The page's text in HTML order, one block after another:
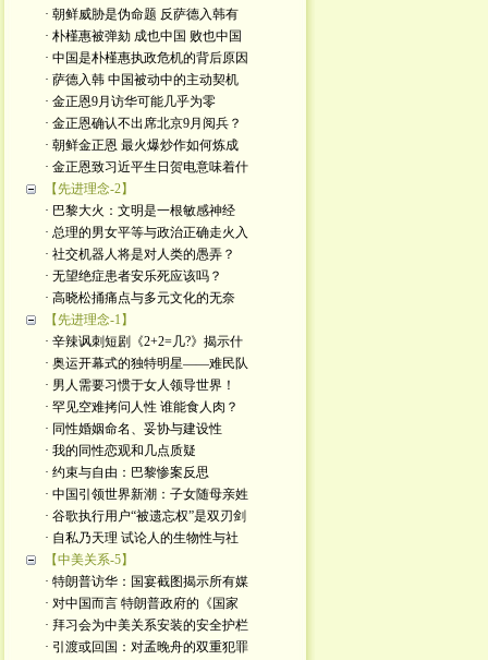
· 朝鲜威胁是伪命题 反萨德入韩有
· 朴槿惠被弹劾 成也中国 败也中国
· 中国是朴槿惠执政危机的背后原因
· 萨德入韩 中国被动中的主动契机
· 金正恩9月访华可能几乎为零
· 金正恩确认不出席北京9月阅兵？
· 朝鲜金正恩 最火爆炒作如何炼成
· 金正恩致习近平生日贺电意味着什
【先进理念-2】
· 巴黎大火：文明是一根敏感神经
· 总理的男女平等与政治正确走火入
· 社交机器人将是对人类的愚弄？
· 无望绝症患者安乐死应该吗？
· 高晓松捅痛点与多元文化的无奈
【先进理念-1】
· 辛辣讽刺短剧《2+2=几?》揭示什
· 奥运开幕式的独特明星——难民队
· 男人需要习惯于女人领导世界！
· 罕见空难拷问人性 谁能食人肉？
· 同性婚姻命名、妥协与建设性
· 我的同性恋观和几点质疑
· 约束与自由：巴黎惨案反思
· 中国引领世界新潮：子女随母亲姓
· 谷歌执行用户“被遗忘权”是双刃剑
· 自私乃天理 试论人的生物性与社
【中美关系-5】
· 特朗普访华：国宴截图揭示所有媒
· 对中国而言 特朗普政府的《国家
· 拜习会为中美关系安装的安全护栏
· 引渡或回国：对孟晚舟的双重犯罪